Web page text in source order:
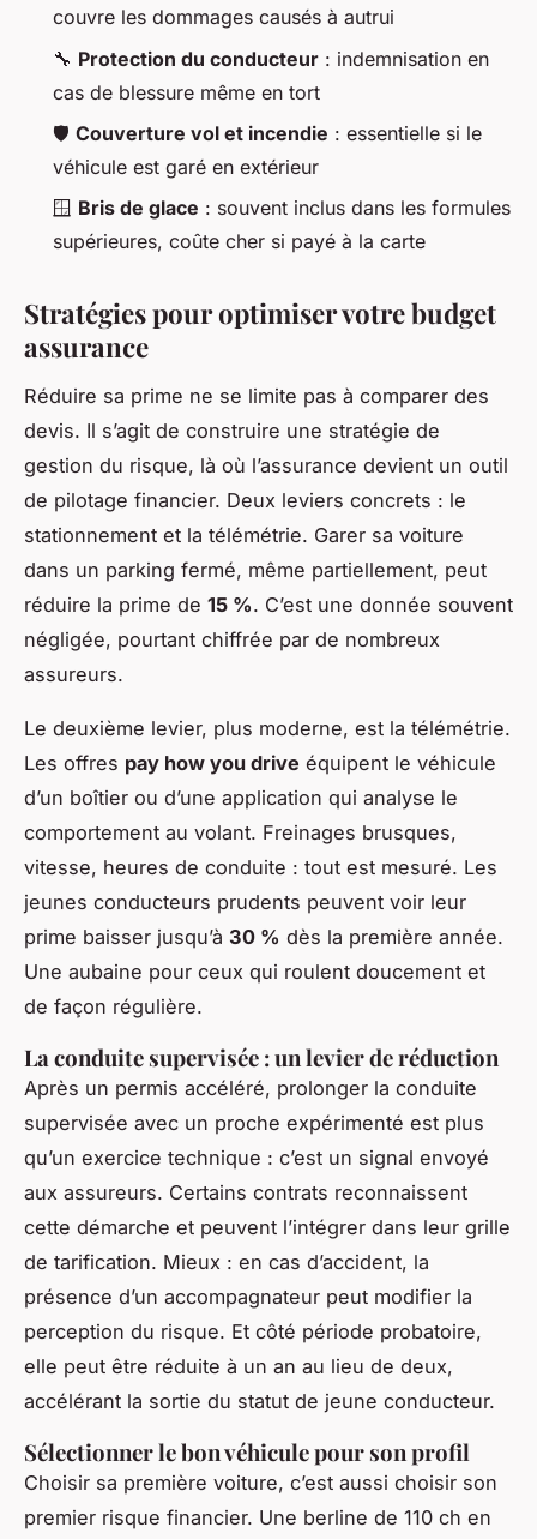
couvre les dommages causés à autrui
🔧 Protection du conducteur : indemnisation en
cas de blessure même en tort
🛡️ Couverture vol et incendie : essentielle si le
véhicule est garé en extérieur
🪟 Bris de glace : souvent inclus dans les formules
supérieures, coûte cher si payé à la carte
Stratégies pour optimiser votre budget
assurance
Réduire sa prime ne se limite pas à comparer des
devis. Il s’agit de construire une stratégie de
gestion du risque, là où l’assurance devient un outil
de pilotage financier. Deux leviers concrets : le
stationnement et la télémétrie. Garer sa voiture
dans un parking fermé, même partiellement, peut
réduire la prime de 15 %. C’est une donnée souvent
négligée, pourtant chiffrée par de nombreux
assureurs.
Le deuxième levier, plus moderne, est la télémétrie.
Les offres pay how you drive équipent le véhicule
d’un boîtier ou d’une application qui analyse le
comportement au volant. Freinages brusques,
vitesse, heures de conduite : tout est mesuré. Les
jeunes conducteurs prudents peuvent voir leur
prime baisser jusqu’à 30 % dès la première année.
Une aubaine pour ceux qui roulent doucement et
de façon régulière.
La conduite supervisée : un levier de réduction
Après un permis accéléré, prolonger la conduite
supervisée avec un proche expérimenté est plus
qu’un exercice technique : c’est un signal envoyé
aux assureurs. Certains contrats reconnaissent
cette démarche et peuvent l’intégrer dans leur grille
de tarification. Mieux : en cas d’accident, la
présence d’un accompagnateur peut modifier la
perception du risque. Et côté période probatoire,
elle peut être réduite à un an au lieu de deux,
accélérant la sortie du statut de jeune conducteur.
Sélectionner le bon véhicule pour son profil
Choisir sa première voiture, c’est aussi choisir son
premier risque financier. Une berline de 110 ch en